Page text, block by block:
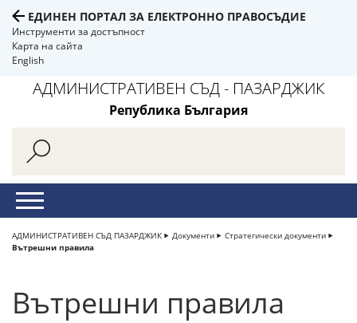
ЕДИНЕН ПОРТАЛ ЗА ЕЛЕКТРОННО ПРАВОСЪДИЕ
Инструменти за достъпност
Карта на сайта
English
АДМИНИСТРАТИВЕН СЪД - ПАЗАРДЖИК
Република България
АДМИНИСТРАТИВЕН СЪД ПАЗАРДЖИК Документи
Стратегически документи
Вътрешни правила
Вътрешни правила